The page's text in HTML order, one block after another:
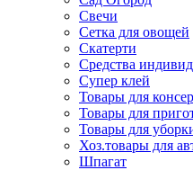
Свечи
Сетка для овощей
Скатерти
Средства
Супер клей
Товары для
Товары для
Товары для
Хоз.товары для
Шпагат